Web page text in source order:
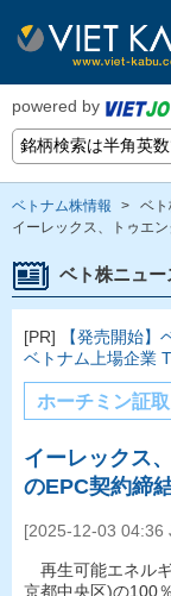
powered by
ベトナム株情報 > ベ
イーレックス、トゥエ
ベト株ニュー
[PR]
【発売開始
ベトナム上場企業
ホーチミン証取
イーレックス
のEPC契約締
[2025-12-03 04:36
再生可能エネル
京都中央区)の100